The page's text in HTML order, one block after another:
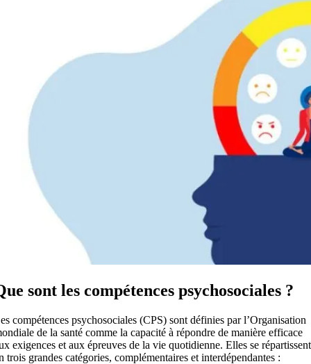
sont les compétences psychosociales ?
compétences psychosociales (CPS) sont définies par l’Organisation
de la santé comme la capacité à répondre de manière efficace
exigences et aux épreuves de la vie quotidienne. Elles se répartissent
trois grandes catégories, complémentaires et interdépendantes :